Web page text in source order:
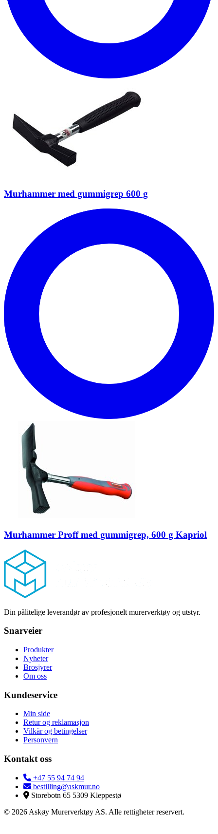
Murhammer med gummigrep 600 g
Murhammer Proff med gummigrep, 600 g Kapriol
Footer
Din pålitelige leverandør av profesjonelt murerverktøy og utstyr.
Snarveier
Produkter
Nyheter
Brosjyrer
Om oss
Kundeservice
Min side
Retur og reklamasjon
Vilkår og betingelser
Personvern
Kontakt oss
+47 55 94 74 94
bestilling@askmur.no
Storebotn 65 5309 Kleppestø
© 2026 Askøy Murerverktøy AS. Alle rettigheter reservert.